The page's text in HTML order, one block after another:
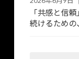
「共感と信
続けるための